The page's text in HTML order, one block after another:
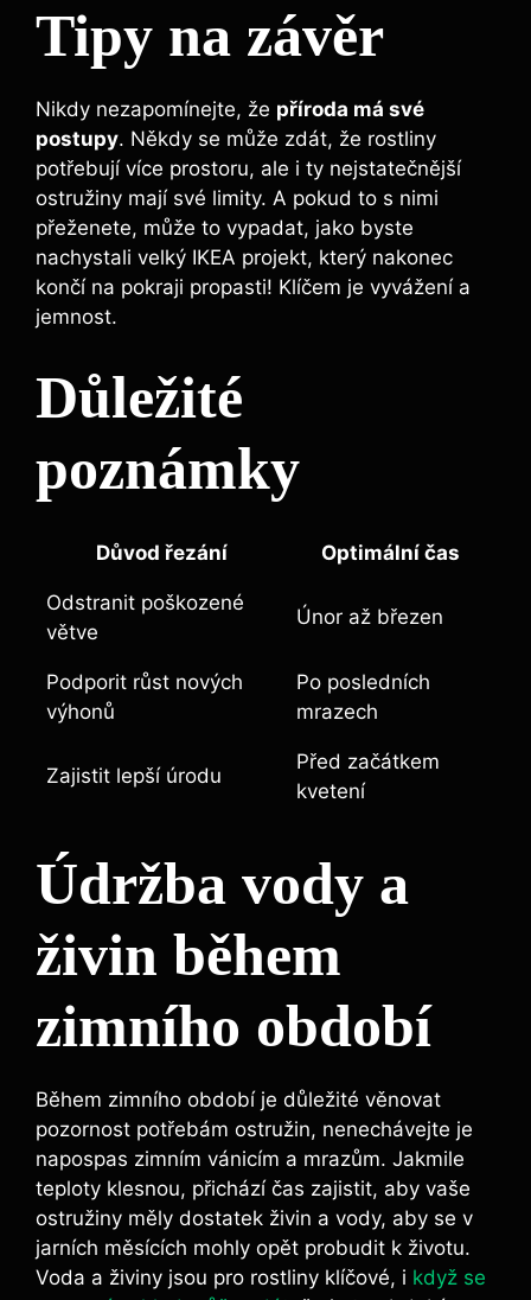
Tipy na závěr
Nikdy nezapomínejte, že příroda má své
postupy. Někdy se může zdát, že rostliny
potřebují více prostoru, ale i ty nejstatečnější
ostružiny mají své limity. A pokud to s nimi
přeženete, může to vypadat, jako byste
nachystali velký IKEA projekt, který nakonec
končí na pokraji propasti! Klíčem je vyvážení a
jemnost.
Důležité
poznámky
Důvod řezání Optimální čas
Odstranit poškozené
větve
Únor až březen
Podporit růst nových
výhonů
Po posledních
mrazech
Zajistit lepší úrodu
Před začátkem
kvetení
Údržba vody a
živin během
zimního období
Během zimního období je důležité věnovat
pozornost potřebám ostružin, nenechávejte je
napospas zimním vánicím a mrazům. Jakmile
teploty klesnou, přichází čas zajistit, aby vaše
ostružiny měly dostatek živin a vody, aby se v
jarních měsících mohly opět probudit k životu.
Voda a živiny jsou pro rostliny klíčové, i když se